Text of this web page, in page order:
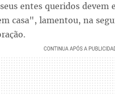
entes queridos
casa", lamentou, na